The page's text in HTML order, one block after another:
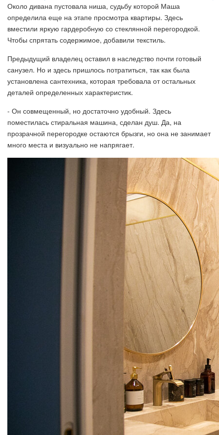
Около дивана пустовала ниша, судьбу которой Маша
определила еще на этапе просмотра квартиры. Здесь
вместили яркую гардеробную со стеклянной перегородкой.
Чтобы спрятать содержимое, добавили текстиль.
Предыдущий владелец оставил в наследство почти готовый
санузел. Но и здесь пришлось потратиться, так как была
установлена сантехника, которая требовала от остальных
деталей определенных характеристик.
- Он совмещенный, но достаточно удобный. Здесь
поместилась стиральная машина, сделан душ. Да, на
прозрачной перегородке остаются брызги, но она не занимает
много места и визуально не напрягает.